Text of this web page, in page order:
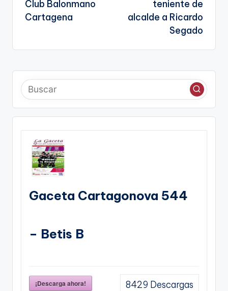
Club Balonmano
Cartagena
teniente de
alcalde a Ricardo
Segado
Gaceta Cartagonova 544
– Betis B
¡Descarga ahora! 8429 Descargas